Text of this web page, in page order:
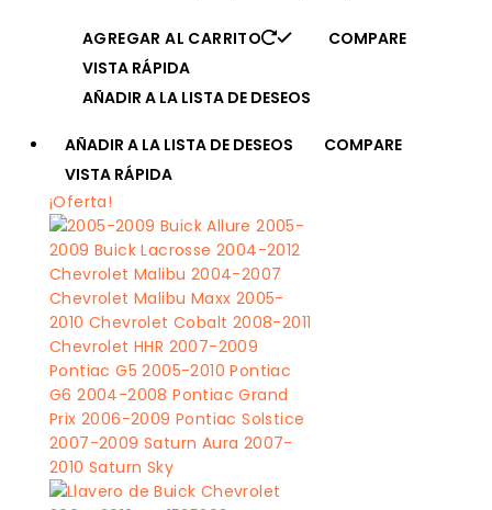
AGREGAR AL CARRITO
COMPARE
VISTA RÁPIDA
AÑADIR A LA LISTA DE DESEOS
AÑADIR A LA LISTA DE DESEOS
COMPARE
VISTA RÁPIDA
¡Oferta!